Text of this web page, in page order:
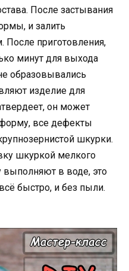
После застывания
и залить
После приготовления,
минут для выхода
образовывались
изделие для
он может
все дефекты
шкурки.
шкуркой мелкого
выполняют в воде, это
быстро, и без пыли.